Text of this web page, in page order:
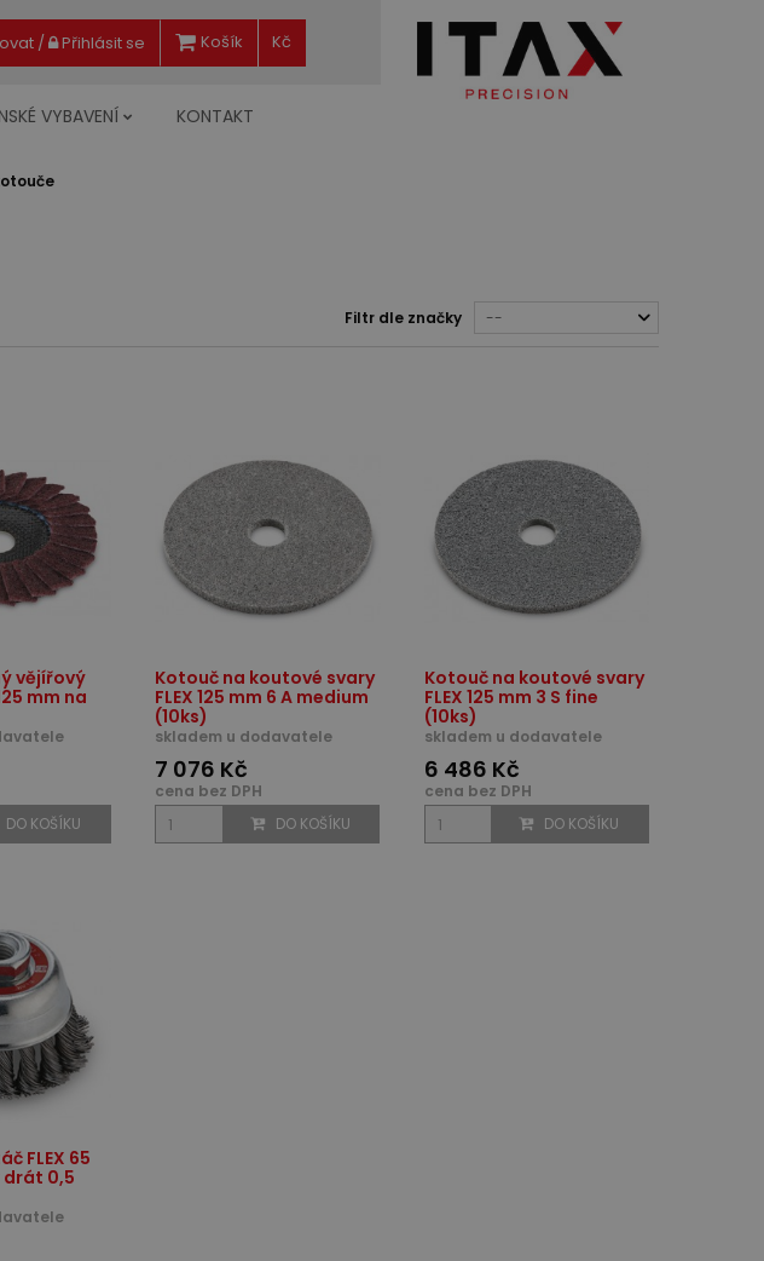
Kč
Košík
/ Přihlásit se
VYBAVENÍ KONTAKT
Filtr dle značky --
vějířový
mm na
DO KOŠÍKU
Kotouč na koutové svary
FLEX 125 mm 6 A medium
(10ks)
skladem u dodavatele
7 076 Kč
cena bez DPH
DO KOŠÍKU
Kotouč na koutové svary
FLEX 125 mm 3 S fine
(10ks)
skladem u dodavatele
6 486 Kč
cena bez DPH
DO KOŠÍKU
FLEX 65
drát 0,5